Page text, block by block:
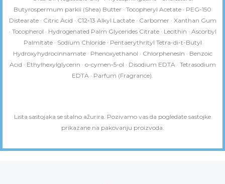
Butyrospermum parkii (Shea) Butter · Tocopheryl Acetate · PEG-150
Distearate · Citric Acid · C12-13 Alkyl Lactate · Carbomer · Xanthan Gum
· Tocopherol · Hydrogenated Palm Glycerides Citrate · Lecithin · Ascorbyl
Palmitate · Sodium Chloride · Pentaerythrityl Tetra-di-t-Butyl
Hydroxyhydrocinnamate · Phenoxyethanol · Chlorphenesin · Benzoic
Acid · Ethylhexylglycerin · o-cymen-5-ol · Disodium EDTA · Tetrasodium
EDTA · Parfum (Fragrance).
Lista sastojaka se stalno ažurira. Pozivamo vas da pogledate sastojke
prikazane na pakovanju proizvoda.